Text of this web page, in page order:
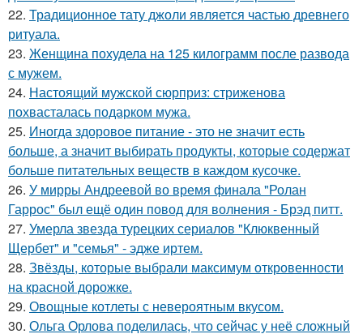
22. Традиционное тату джоли является частью древнего
ритуала.
23. Женщина похудела на 125 килограмм после развода
с мужем.
24. Настоящий мужской сюрприз: стриженова
похвасталась подарком мужа.
25. Иногда здоровое питание - это не значит есть
больше, а значит выбирать продукты, которые содержат
больше питательных веществ в каждом кусочке.
26. У мирры Андреевой во время финала "Ролан
Гаррос" был ещё один повод для волнения - Брэд питт.
27. Умерла звезда турецких сериалов "Клюквенный
Щербет" и "семья" - эдже иртем.
28. Звёзды, которые выбрали максимум откровенности
на красной дорожке.
29. Овощные котлеты с невероятным вкусом.
30. Ольга Орлова поделилась, что сейчас у неё сложный